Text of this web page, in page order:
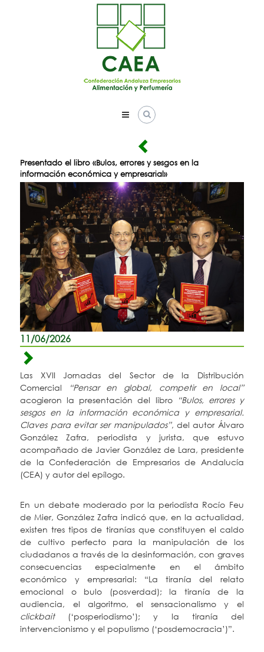
Presentado el libro «Bulos, errores y sesgos en la
información económica y empresarial»
11/06/2026
Las XVII Jornadas del Sector de la Distribución
Comercial
“Pensar en global, competir en local”
acogieron la presentación del libro “Bulos, errores y
sesgos en la información económica y empresarial.
Claves para evitar ser manipulados”, del autor Álvaro
González Zafra, periodista y jurista, que estuvo
acompañado de Javier González de Lara, presidente
de la Confederación de Empresarios de Andalucía
(CEA) y autor del epílogo.
En un debate moderado por la periodista Rocío Feu
de Mier, González Zafra indicó que, en la actualidad,
existen tres tipos de tiranías que constituyen el caldo
de cultivo perfecto para la manipulación de los
ciudadanos a través de la desinformación, con graves
consecuencias especialmente en el ámbito
económico y empresarial: “La tiranía del relato
emocional o bulo (posverdad); la tiranía de la
audiencia, el algoritmo, el sensacionalismo y el
clickbait(‘posperiodismo’); y la tiranía del
intervencionismo y el populismo (‘posdemocracia’)”.